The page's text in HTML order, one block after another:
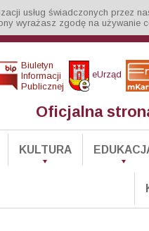
usług świadczonych przez
wyrażasz zgodę na używanie
Biuletyn
Informacji
Publicznej
eUrząd
Oficjalna
KULTURA